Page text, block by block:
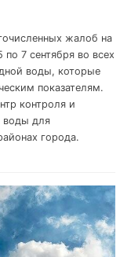
жалоб на
7 сентября во всех
воды, которые
показателям.
контроля и
воды для
города.